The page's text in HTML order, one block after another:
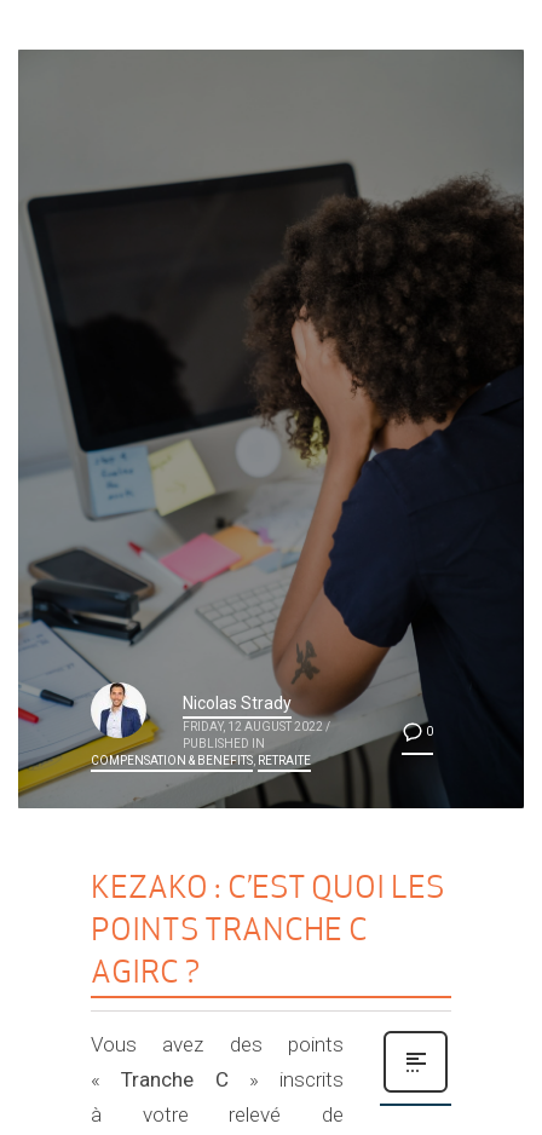
0
Nicolas Strady
FRIDAY, 12 AUGUST 2022 /
PUBLISHED IN
COMPENSATION & BENEFITS RETRAITE
KEZAKO : C’EST QUOI LES
POINTS TRANCHE C
AGIRC ?
Vous avez des points
«Tranche C» inscrits
à votre relevé de